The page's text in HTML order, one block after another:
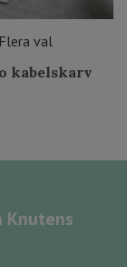
Flera val
kabelskarv
Knutens